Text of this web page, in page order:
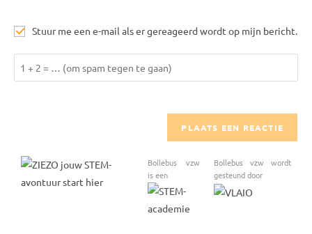
te
om
te
kunnen
reageren
Stuur me een e-mail als er gereageerd wordt op mijn bericht.
1
te
kunnen
Bollebus vzw
is een
Bollebus vzw wordt
gesteund door